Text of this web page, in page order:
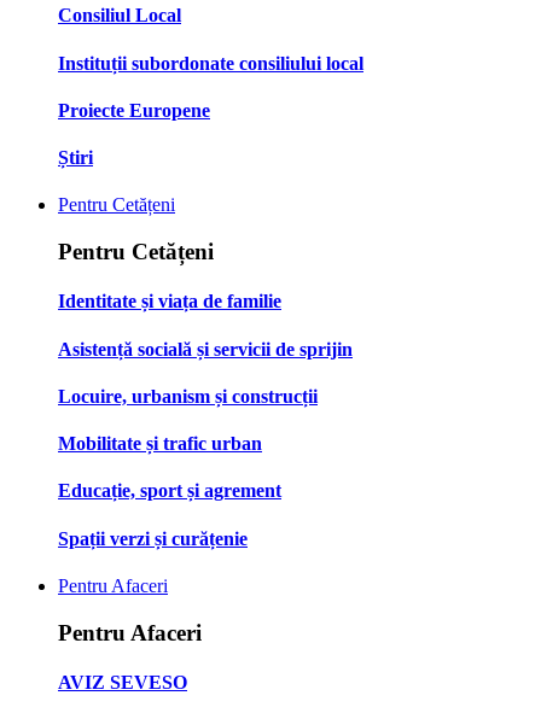
Consiliul Local
Instituții subordonate consiliului local
Proiecte Europene
Știri
Pentru Cetățeni
Pentru Cetățeni
Identitate și viața de familie
Asistență socială și servicii de sprijin
Locuire, urbanism și construcții
Mobilitate și trafic urban
Educație, sport și agrement
Spații verzi și curățenie
Pentru Afaceri
Pentru Afaceri
AVIZ SEVESO